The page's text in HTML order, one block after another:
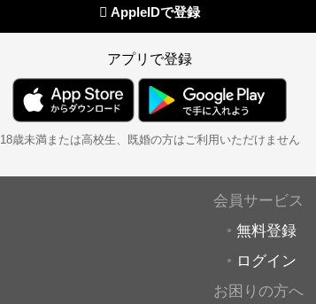
 AppleIDで登録
アプリで登録
18歳未満または高校生、既婚の方はご利用いただけません
会員サービス
無料登録
ログイン
お困りの方へ